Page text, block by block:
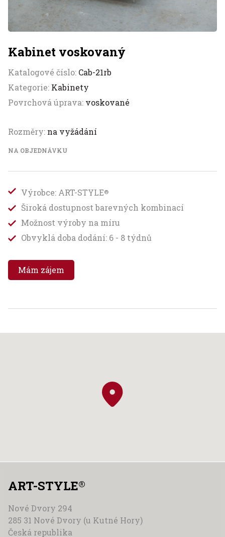
Kabinet voskovaný
Katalogové číslo: Cab-21rb
Kategorie: Kabinety
Povrchová úprava: voskované
Rozměry: na vyžádání
NA OBJEDNÁVKU
Výrobce: ART-STYLE®
Široká dostupnost barevných kombinací
Možnost výroby na míru
Obvyklá doba dodání: 6 - 8 týdnů
Mám zájem
ART-STYLE®
Nové Dvory 294
285 31 Nové Dvory (u Kutné Hory)
Česká republika